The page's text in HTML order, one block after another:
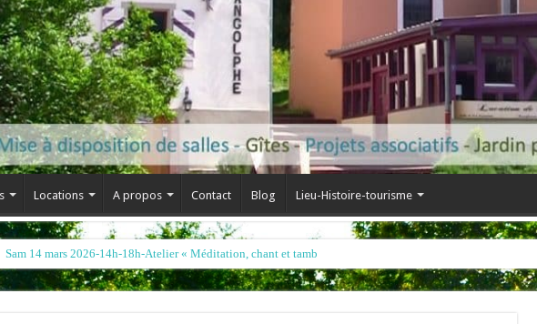
Locations A propos Contact Blog Lieu-Histoire-tourisme